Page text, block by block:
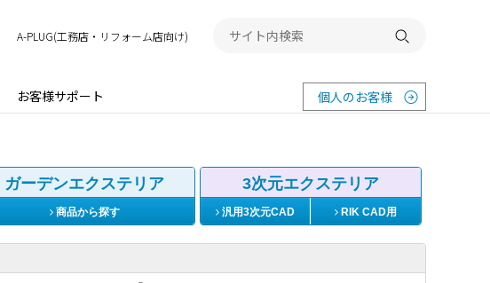
お客様サポート 個人のお客様
A-PLUG(工務店・リフォーム店向け) 検索する
ガーデンエクステリア
商品から探す
3次元エクステリア
汎用3次元CAD RIK CAD用